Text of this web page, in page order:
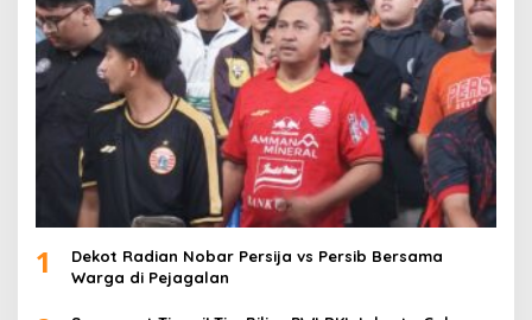
1
Dekot Radian Nobar Persija vs Persib Bersama
Warga di Pejagalan